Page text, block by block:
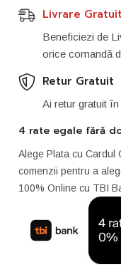
Livrare
Beneficiezi de
orice comandă
Retur Gratuit
Ai retur gratuit
4 rate egale fără
Alege Plata cu Cardul
comenzii pentru a
100% Online cu TBI